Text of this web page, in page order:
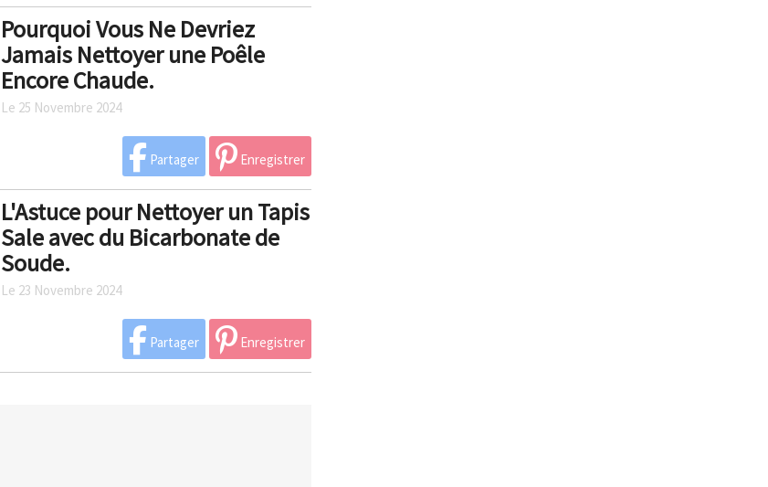
Pourquoi Vous Ne Devriez
Jamais Nettoyer une Poêle
Encore Chaude.
Le 25 Novembre 2024
Partager Enregistrer
L'Astuce pour Nettoyer un Tapis
Sale avec du Bicarbonate de
Soude.
Le 23 Novembre 2024
Partager Enregistrer